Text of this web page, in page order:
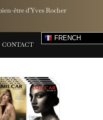
être d’Yves Rocher
CONTACT
FRENCH